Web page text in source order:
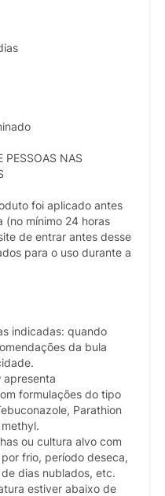
PESSOAS NAS
foi aplicado antes
mínimo 24 horas
de entrar antes desse
para o uso durante a
indicadas: quando
da bula
apresenta
formulações do tipo
Parathion
ou cultura alvo com
frio, período deseca,
dias nublados, etc.
estiver abaixo de